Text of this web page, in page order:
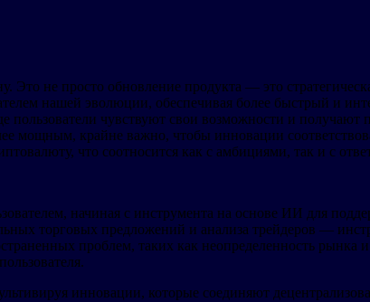
не просто обновление продукта — это
нашей эволюции, обеспечивая более быстрый и
чувствуют свои возможности и
мощным, крайне важно, чтобы инновации
что соотносится как с амбициями, так и с
начиная с инструмента на основе ИИ для
торговых предложений и анализа трейдеров —
проблем, таких как неопределенность
инновации, которые соединяют